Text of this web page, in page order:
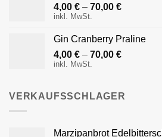
4,00 € – 70,00 €
inkl. MwSt.
Gin Cranberry Praline
4,00 € – 70,00 €
inkl. MwSt.
VERKAUFSSCHLAGER
Marzipanbrot